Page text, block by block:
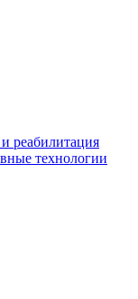
реабилитация
технологии